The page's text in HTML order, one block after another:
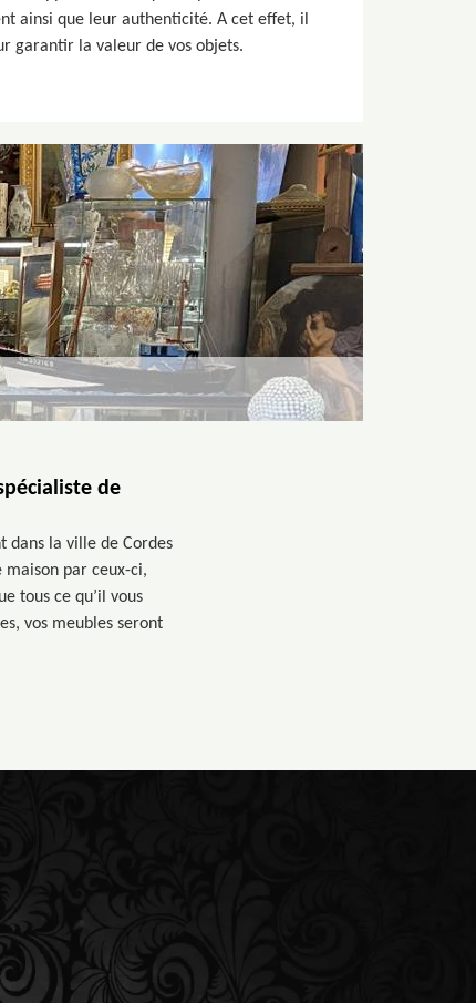
ainsi que leur authenticité. A cet effet, il
garantir la valeur de vos objets.
de
dans la ville de Cordes
maison par ceux-ci,
tous ce qu’il vous
vos meubles seront